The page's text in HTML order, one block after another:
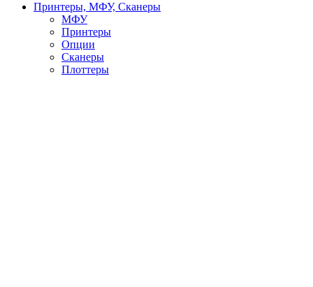
Принтеры, МФУ, Сканеры
МФУ
Принтеры
Опции
Сканеры
Плоттеры